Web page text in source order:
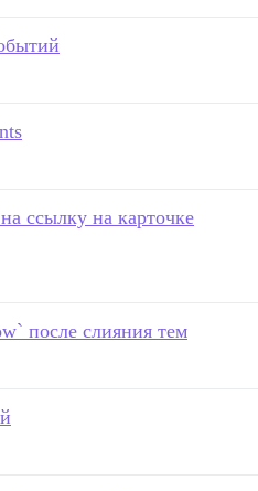
ссылку на карточке
после слияния тем